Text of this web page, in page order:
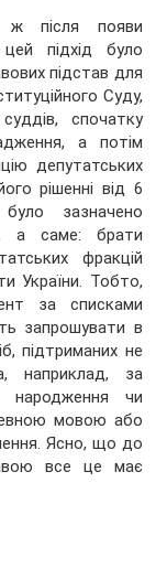
ж після появи
підхід було
підстав для
Суду,
спочатку
а потім
депутатських
рішенні від 6
зазначено
а саме: брати
фракцій
України. Тобто,
за списками
запрошувати в
підтриманих не
наприклад, за
народження чи
мовою або
Ясно, що до
все це має